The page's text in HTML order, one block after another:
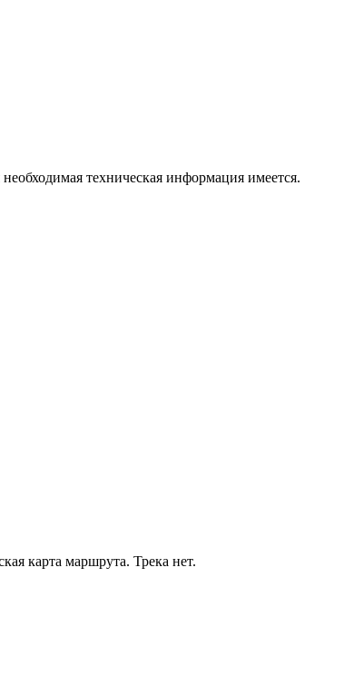
техническая информация имеется.
карта маршрута. Трека нет.